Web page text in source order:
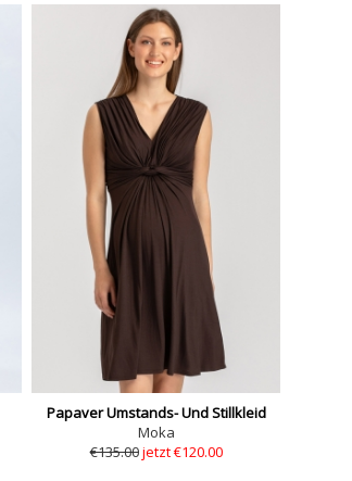
Papaver Umstands- Und Stillkleid
Moka
€135.00jetzt €120.00